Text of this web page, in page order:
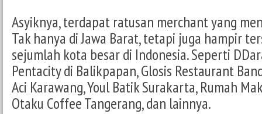
Asyiknya, terdapat ratusan merchant yang
Tak hanya di Jawa Barat, tetapi juga hampir
sejumlah kota besar di Indonesia. Seperti
Pentacity di Balikpapan, Glosis Restaurant
Aci Karawang, Youl Batik Surakarta, Rumah
Otaku Coffee Tangerang, dan lainnya.